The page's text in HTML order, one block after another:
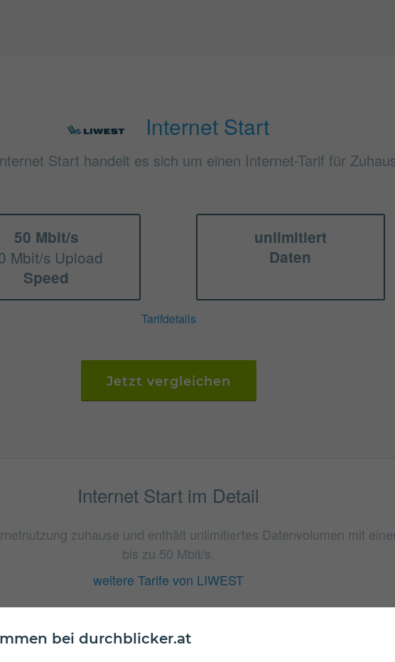
bei durchblicker.at
Internet Start
Start handelt es sich um einen Internet-Tarif für
50 Mbit/s
Mbit/s Upload
Speed
unlimitiert
Daten
Tarifdetails
Jetzt vergleichen
Internet Start im Detail
zuhause und enthält unlimitiertes Datenvolumen mit
bis zu 50 Mbit/s.
weitere Tarife von LIWEST